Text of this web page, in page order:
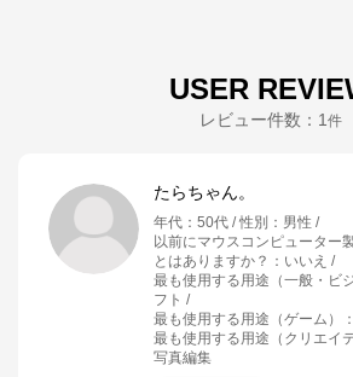
USER
レビュー件数： 1 件
たらちゃん。
年代 ： 50代 性別 ： 男性
以前にマウスコンピューター
とはありますか？ ： いいえ
最も使用する用途（一般・ビジ
フト
最も使用する用途（ゲーム）
：
最も使用する用途（クリエイテ
写真編集